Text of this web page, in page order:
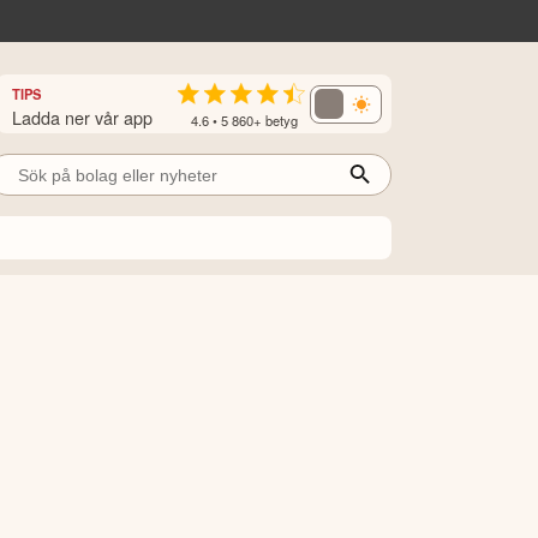
TIPS
Ladda ner vår app 4.6 • 5 860+ betyg